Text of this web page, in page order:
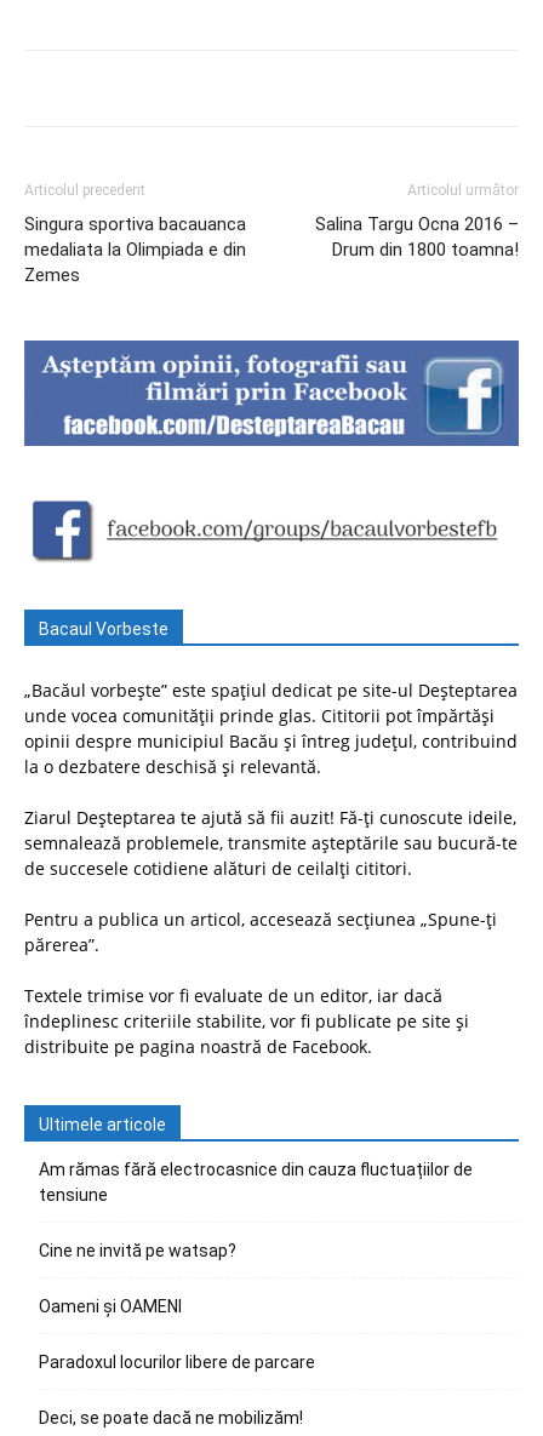
Articolul precedent
Singura sportiva bacauanca
medaliata la Olimpiada e din
Zemes
Articolul următor
Salina Targu Ocna 2016 –
Drum din 1800 toamna!
Bacaul Vorbeste
„Bacăul vorbește” este spațiul dedicat pe site-ul Deșteptarea
unde vocea comunității prinde glas. Cititorii pot împărtăși
opinii despre municipiul Bacău și întreg județul, contribuind
la o dezbatere deschisă și relevantă.
Ziarul Deșteptarea te ajută să fii auzit! Fă-ți cunoscute ideile,
semnalează problemele, transmite așteptările sau bucură-te
de succesele cotidiene alături de ceilalți cititori.
Pentru a publica un articol, accesează secțiunea „Spune-ți
părerea”.
Textele trimise vor fi evaluate de un editor, iar dacă
îndeplinesc criteriile stabilite, vor fi publicate pe site și
distribuite pe pagina noastră de Facebook.
Ultimele articole
Am rămas fără electrocasnice din cauza fluctuațiilor de
tensiune
Cine ne invită pe watsap?
Oameni și OAMENI
Paradoxul locurilor libere de parcare
Deci, se poate dacă ne mobilizăm!